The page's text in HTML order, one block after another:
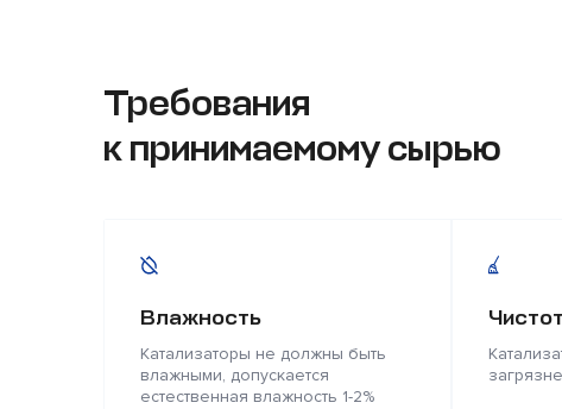
Требования
к принимаемому сырью
Влажность
Катализаторы не должны быть
влажными, допускается
естественная влажность 1-2%